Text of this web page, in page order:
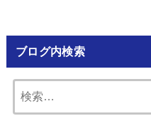
ブログ内検索